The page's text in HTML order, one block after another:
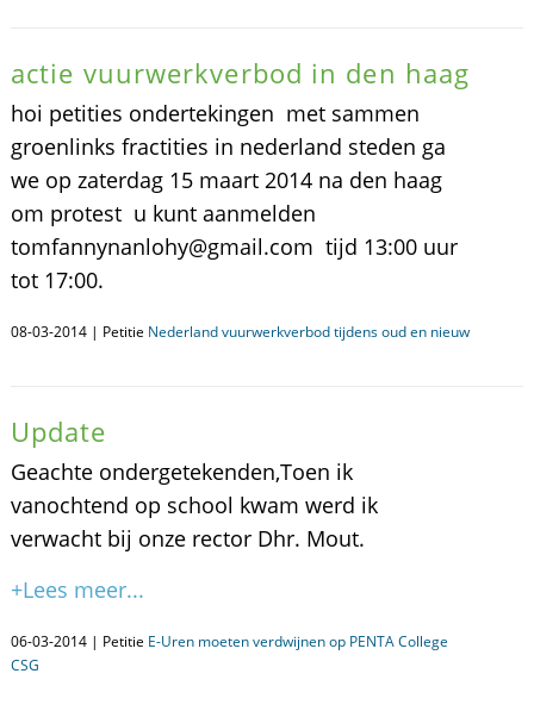
actie vuurwerkverbod in den haag
hoi petities ondertekingen met sammen
groenlinks fractities in nederland steden ga
we op zaterdag 15 maart 2014 na den haag
om protest u kunt aanmelden
tomfannynanlohy@gmail.com tijd 13:00 uur
tot 17:00.
08-03-2014 | Petitie Nederland vuurwerkverbod tijdens oud en nieuw
Update
Geachte ondergetekenden,Toen ik
vanochtend op school kwam werd ik
verwacht bij onze rector Dhr. Mout.
+Lees meer...
06-03-2014 | Petitie E-Uren moeten verdwijnen op PENTA College
CSG